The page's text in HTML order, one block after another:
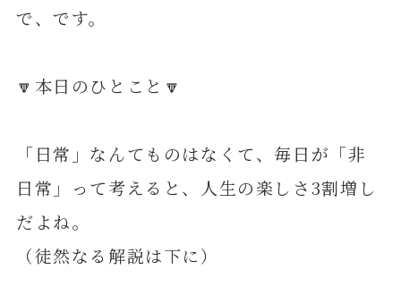
で、です。
🔽本日のひとこと🔽
「日常」なんてものはなくて、毎日が「非
日常」って考えると、人生の楽しさ3割増し
だよね。
（徒然なる解説は下に）